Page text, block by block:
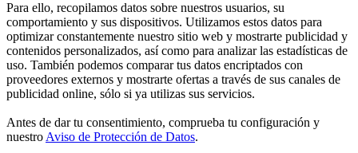
Para ello, recopilamos datos sobre nuestros usuarios, su
comportamiento y sus dispositivos. Utilizamos estos datos para
optimizar constantemente nuestro sitio web y mostrarte publicidad y
contenidos personalizados, así como para analizar las estadísticas de
uso. También podemos comparar tus datos encriptados con
proveedores externos y mostrarte ofertas a través de sus canales de
publicidad online, sólo si ya utilizas sus servicios.
Antes de dar tu consentimiento, comprueba tu configuración y
nuestro Aviso de Protección de Datos.